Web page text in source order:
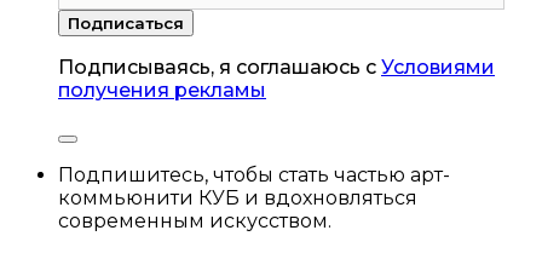
Подписываясь, я соглашаюсь с Условиями
получения рекламы
Подпишитесь, чтобы стать частью арт-
коммьюнити КУБ и вдохновляться
современным искусством.